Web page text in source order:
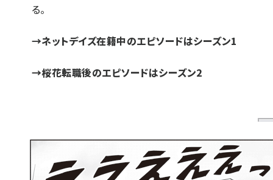
る。
→ネットデイズ在籍中のエピソードはシーズン1
→桜花転職後のエピソードはシーズン2